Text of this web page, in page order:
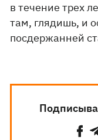
в течение трех
там, глядишь, и
посдержанней